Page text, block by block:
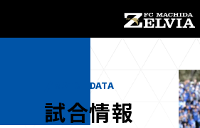
チケット購入
MATCH DATA
試合情報